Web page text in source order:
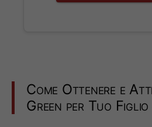
Come Ottenere e
Green per Tuo Figlio